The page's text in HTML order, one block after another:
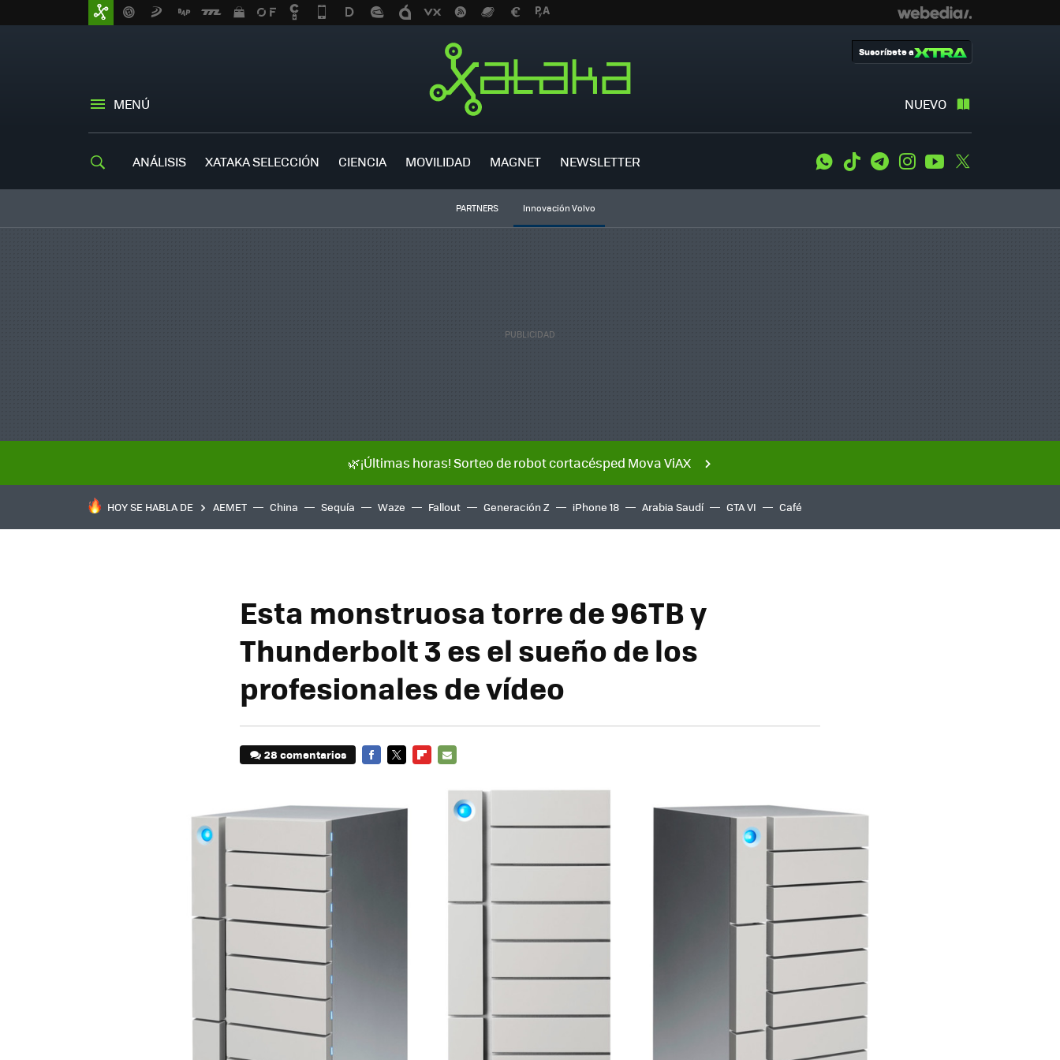
MENÚ NUEVO
Suscríbete a
ANÁLISIS XATAKA SELECCIÓN CIENCIA MOVILIDAD MAGNET NEWSLETTER WhatsApp
Tiktok TelegramInstagramYoutube
PARTNERS Innovación Volvo
🌿¡Últimas horas! Sorteo de robot cortacésped Mova ViAX
HOY SE HABLA DE AEMET China Sequía Waze Fallout Generación Z iPhone 18 Arabia Saudí GTA VI Café
Esta monstruosa torre de 96TB y
Thunderbolt 3 es el sueño de los
profesionales de vídeo
28 comentarios
MAIL